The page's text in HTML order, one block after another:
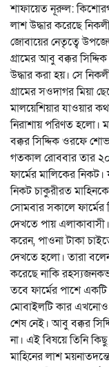
শাফায়েত নূরুল:
লাশ উদ্ধার করেছে
জোবায়ের নেতৃত্বে
গ্রামের আবু বক্কর
উদ্ধার করা হয়। সে
গ্রামের সওদাগর মিয়া
মালয়েশিয়ার যাওয়ার
নিরাশায় পরিণত হলো।
বক্কর সিদ্দিক ওরফে
গতকাল রোববার তার
ফার্মের মালিকের নিকট।
নিকট চাকুরীরত
সোমবার সকালে ফার্মের
দেখতে পায়
করেন, পাওনা টাকা
দেখতে হলো। তারা
করেছে নাকি
তবে ফার্মের পাশে
মোবাইলটি কার এখনোও
শেষ নেই। আবু বক্কর
না। এই বিষয়ে তিনি
মাহিনের লাশ